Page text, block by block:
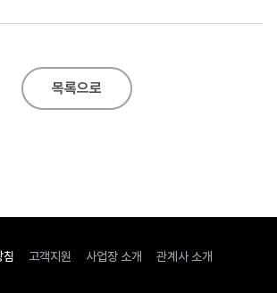
목록으로
침 고객지원 사업장 소개 관계사 소개